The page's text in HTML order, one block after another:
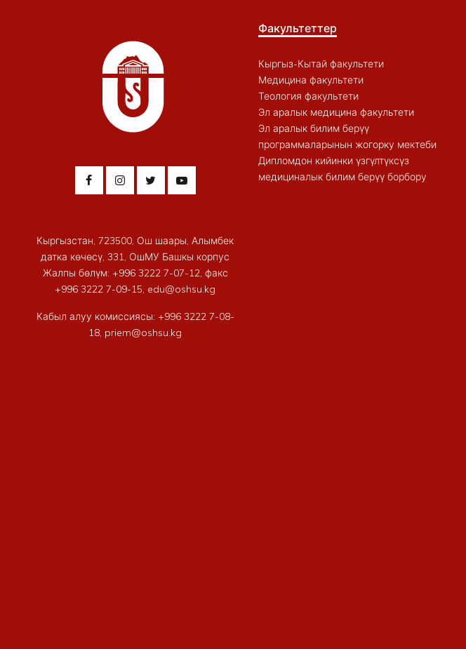
Кыргызстан, 723500, Ош шаары, Алымбек
датка көчөсү, 331, ОшМУ Башкы корпус
Жалпы бөлүм: +996 3222 7-07-12, факс
+996 3222 7-09-15, edu@oshsu.kg
Кабыл алуу комиссиясы: +996 3222 7-08-
18, priem@oshsu.kg
Факультеттер
Кыргыз-Кытай факультети
Медицина факультети
Теология факультети
Эл аралык медицина факультети
Эл аралык билим берүү
программаларынын жогорку мектеби
Дипломдон кийинки үзгүлтүксүз
медициналык билим берүү борбору